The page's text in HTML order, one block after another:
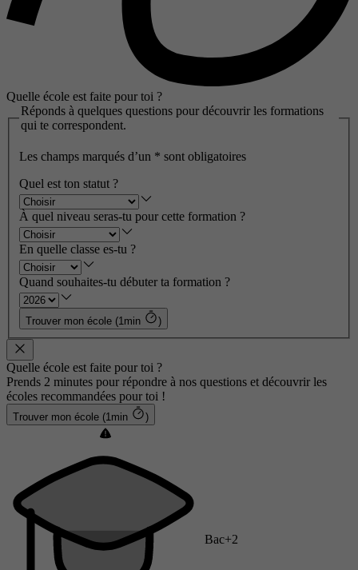
Quelle école est faite pour toi ?
Réponds à quelques questions pour découvrir les formations
qui te correspondent.
Les champs marqués d’un * sont obligatoires
Quel est ton statut ?
À quel niveau seras-tu pour cette formation ?
En quelle classe es-tu ?
Quand souhaites-tu débuter ta formation ?
Trouver mon école (1min )
Quelle école est faite pour toi ?
Prends 2 minutes pour répondre à nos questions et découvrir les
écoles recommandées pour toi !
Trouver mon école (1min )
Bac+2